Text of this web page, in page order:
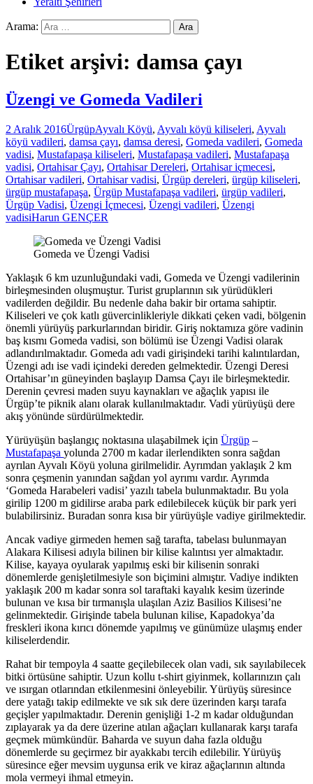
Arama:
Etiket arşivi: damsa çayı
Üzengi ve Gomeda Vadileri
2 Aralık 2016ÜrgüpAyvalı Köyü, Ayvalı köyü kiliseleri, Ayvalı
köyü vadileri, damsa çayı, damsa deresi, Gomeda vadileri, Gomeda
vadisi, Mustafapaşa kiliseleri, Mustafapaşa vadileri, Mustafapaşa
vadisi, Ortahisar Çayı, Ortahisar Dereleri, Ortahisar içmecesi,
Ortahisar vadileri, Ortahisar vadisi, Ürgüp dereleri, ürgüp kiliseleri,
ürgüp mustafapaşa, Ürgüp Mustafapaşa vadileri, ürgüp vadileri,
Ürgüp Vadisi, Üzengi İçmecesi, Üzengi vadileri, Üzengi
vadisiHarun GENÇER
Gomeda ve Üzengi Vadisi
Yaklaşık 6 km uzunluğundaki vadi, Gomeda ve Üzengi vadilerinin
birleşmesinden oluşmuştur. Turist gruplarının sık yürüdükleri
vadilerden değildir. Bu nedenle daha bakir bir ortama sahiptir.
Kiliseleri ve çok katlı güvercinlikleriyle dikkati çeken vadi, bölgenin
önemli yürüyüş parkurlarından biridir. Giriş noktamıza göre vadinin
baş kısmı Gomeda vadisi, son bölümü ise Üzengi Vadisi olarak
adlandırılmaktadır. Gomeda adı vadi girişindeki tarihi kalıntılardan,
Üzengi adı ise vadi içindeki dereden gelmektedir. Üzengi Deresi
Ortahisar’ın güneyinden başlayıp Damsa Çayı ile birleşmektedir.
Derenin çevresi maden suyu kaynakları ve ağaçlık yapısı ile
Ürgüp’te piknik alanı olarak kullanılmaktadır. Vadi yürüyüşü dere
akış yönünde sürdürülmektedir.
Yürüyüşün başlangıç noktasına ulaşabilmek için Ürgüp –
Mustafapaşa yolunda 2700 m kadar ilerlendikten sonra sağdan
ayrılan Ayvalı Köyü yoluna girilmelidir. Ayrımdan yaklaşık 2 km
sonra çeşmenin yanından sağdan yol ayrımı vardır. Ayrımda
‘Gomeda Harabeleri vadisi’ yazılı tabela bulunmaktadır. Bu yola
girilip 1200 m gidilirse araba park edilebilecek küçük bir park yeri
bulabilirsiniz. Buradan sonra kısa bir yürüyüşle vadiye girilmektedir.
Ancak vadiye girmeden hemen sağ tarafta, tabelası bulunmayan
Alakara Kilisesi adıyla bilinen bir kilise kalıntısı yer almaktadır.
Kilise, kayaya oyularak yapılmış eski bir kilisenin sonraki
dönemlerde genişletilmesiyle son biçimini almıştır. Vadiye indikten
yaklaşık 200 m kadar sonra sol taraftaki kayalık kesim üzerinde
bulunan ve kısa bir tırmanışla ulaşılan Aziz Basilios Kilisesi’ne
gelinmektedir. Girişinde tabela bulunan kilise, Kapadokya’da
freskleri ikona kırıcı dönemde yapılmış ve günümüze ulaşmış ender
kiliselerdendir.
Rahat bir tempoyla 4 saatte geçilebilecek olan vadi, sık sayılabilecek
bitki örtüsüne sahiptir. Uzun kollu t-shirt giyinmek, kollarınızın çalı
ve ısırgan otlarından etkilenmesini önleyebilir. Yürüyüş süresince
dere yatağı takip edilmekte ve sık sık dere üzerinden karşı tarafa
geçişler yapılmaktadır. Derenin genişliği 1-2 m kadar olduğundan
zıplayarak ya da dere üzerine atılan ağaçları kullanarak karşı tarafa
geçmek mümkündür. Baharda ve suyun daha fazla olduğu
dönemlerde su geçirmez bir ayakkabı tercih edilebilir. Yürüyüş
süresince eğer mevsim uygunsa erik ve kiraz ağaçlarının altında
mola vermeyi ihmal etmeyin.